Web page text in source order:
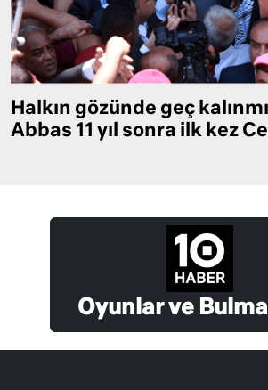
Halkın gözünde geç
Abbas 11 yıl sonra ilk kez
Oyunlar ve